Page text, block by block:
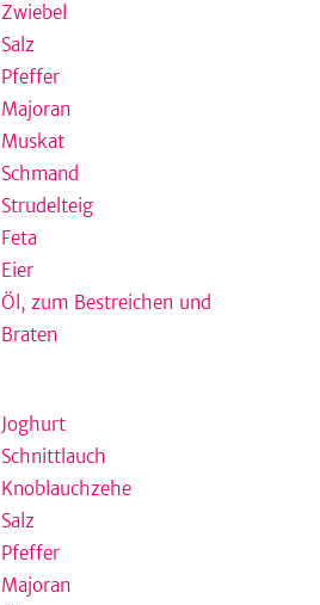
Zwiebel
Salz
Pfeffer
Majoran
Muskat
Schmand
Strudelteig
Feta
Eier
Öl, zum Bestreichen und
Braten
Joghurt
Schnittlauch
Knoblauchzehe
Salz
Pfeffer
Majoran